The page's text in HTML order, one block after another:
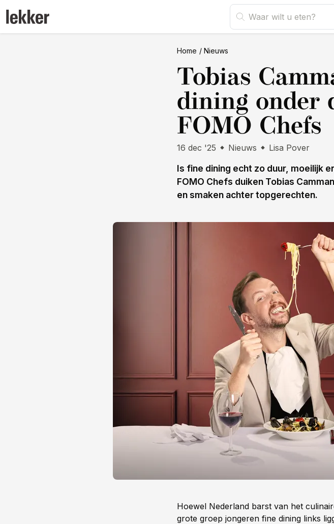
Home Nieuws
Tobias
dining onder
FOMO Chefs
16 dec '25 Nieuws Lisa Pover
Is fine dining echt zo duur, moeilijk
FOMO Chefs duiken Tobias
en smaken achter topgerechten.
Hoewel Nederland barst van het
grote groep jongeren fine dining links